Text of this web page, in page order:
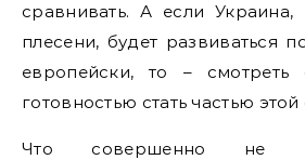
сравнивать. А если Украина,
плесени, будет развиваться
европейски, то –
готовностью стать частью
Что совершенно не